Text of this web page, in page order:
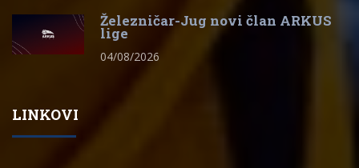
Železničar-Jug novi član ARKUS
lige
04/08/2026
LINKOVI